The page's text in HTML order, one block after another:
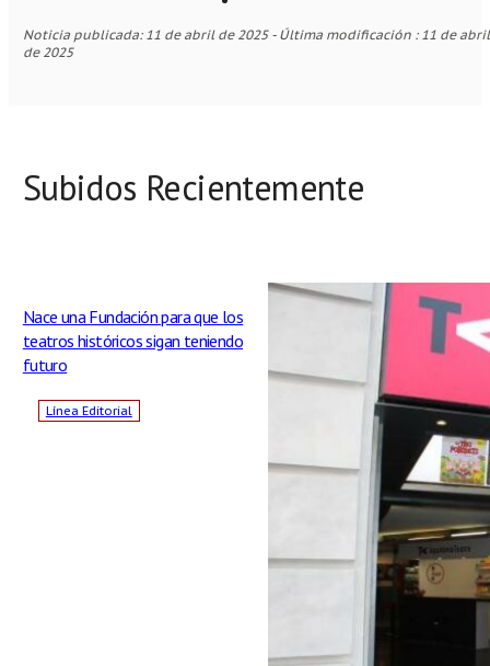
Noticia publicada: 11 de abril de 2025 - Última modificación : 11 de abril
de 2025
Subidos Recientemente
Nace una Fundación para que los
teatros históricos sigan teniendo
futuro
Línea Editorial